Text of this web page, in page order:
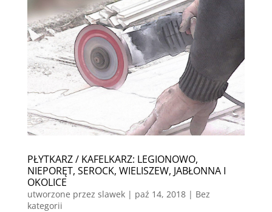
PŁYTKARZ / KAFELKARZ: LEGIONOWO,
NIEPORĘT, SEROCK, WIELISZEW, JABŁONNA I
OKOLICE
utworzone przez slawek| paź 14, 2018| Bez
kategorii